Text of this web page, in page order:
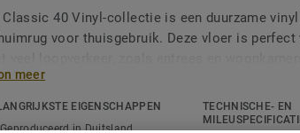
Classic 40 Vinyl-collectie is een duurzame
voor thuisgebruik. Deze vloer is
in een combinatie van hout-, steen-
Dankzij onze Extreme Protection-
is uw vloer ook nog eens
meer
EIGENSCHAPPEN
Geproduceerd in Duitsland
TECHNISCHE- EN